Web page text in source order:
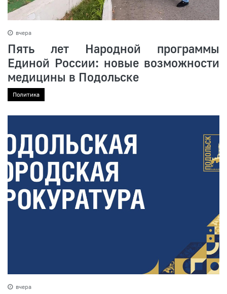
вчера
Пять лет Народной программы
Единой России: новые возможности
медицины в Подольске
Политика
вчера